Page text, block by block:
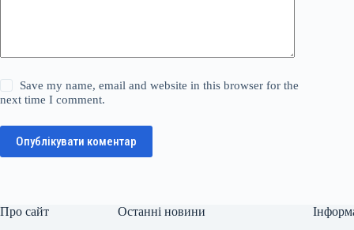
Save my name, email and website in this browser for the
next time I comment.
Опублікувати коментар
Про сайт Останні новини